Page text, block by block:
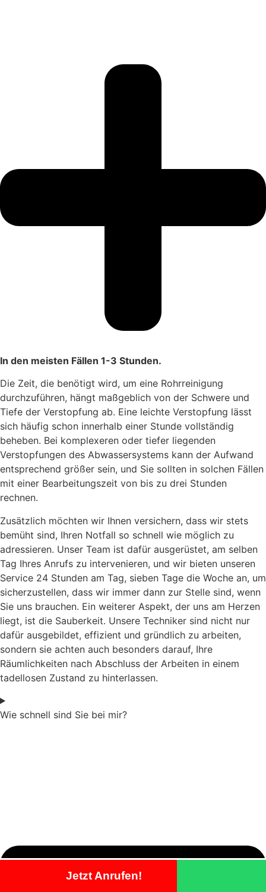
In den meisten Fällen 1-3 Stunden.
Die Zeit, die benötigt wird, um eine Rohrreinigung
durchzuführen, hängt maßgeblich von der Schwere und
Tiefe der Verstopfung ab. Eine leichte Verstopfung lässt
sich häufig schon innerhalb einer Stunde vollständig
beheben. Bei komplexeren oder tiefer liegenden
Verstopfungen des Abwassersystems kann der Aufwand
entsprechend größer sein, und Sie sollten in solchen Fällen
mit einer Bearbeitungszeit von bis zu drei Stunden
rechnen.
Zusätzlich möchten wir Ihnen versichern, dass wir stets
bemüht sind, Ihren Notfall so schnell wie möglich zu
adressieren. Unser Team ist dafür ausgerüstet, am selben
Tag Ihres Anrufs zu intervenieren, und wir bieten unseren
Service 24 Stunden am Tag, sieben Tage die Woche an, um
sicherzustellen, dass wir immer dann zur Stelle sind, wenn
Sie uns brauchen. Ein weiterer Aspekt, der uns am Herzen
liegt, ist die Sauberkeit. Unsere Techniker sind nicht nur
dafür ausgebildet, effizient und gründlich zu arbeiten,
sondern sie achten auch besonders darauf, Ihre
Räumlichkeiten nach Abschluss der Arbeiten in einem
tadellosen Zustand zu hinterlassen.
Wie schnell sind Sie bei mir?
Jetzt Anrufen!